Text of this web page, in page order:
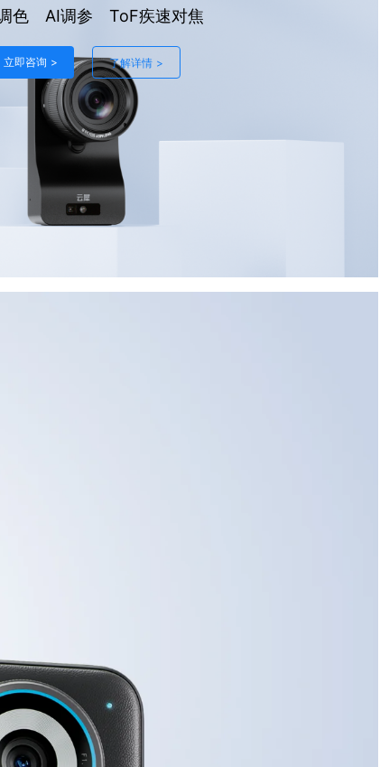
色 AI调参 ToF疾速对焦
立即咨询 > 了解详情 >